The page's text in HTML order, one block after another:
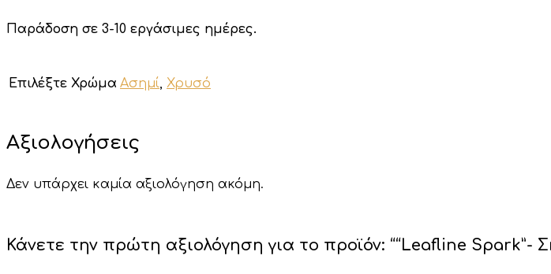
Παράδοση σε 3-10 εργάσιμες ημέρες.
Επιλέξτε Χρώμα Ασημί, Χρυσό
Αξιολογήσεις
Δεν υπάρχει καμία αξιολόγηση ακόμη.
Κάνετε την πρώτη αξιολόγηση για το προϊόν: ““Leafline Spark”-